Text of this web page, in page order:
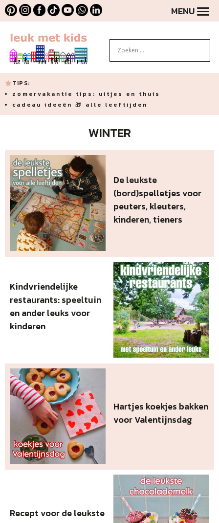
MENU
TIPS:
zomervakantie tips: uitjes en thuis
cadeau ideeën 🎁 alle leeftijden
WINTER
De leukste
(bord)spelletjes voor
peuters, kleuters,
kinderen, tieners
Kindvriendelijke
restaurants: speeltuin
en ander leuks voor
kinderen
Hartjes koekjes bakken
voor Valentijnsdag
Recept voor de leukste